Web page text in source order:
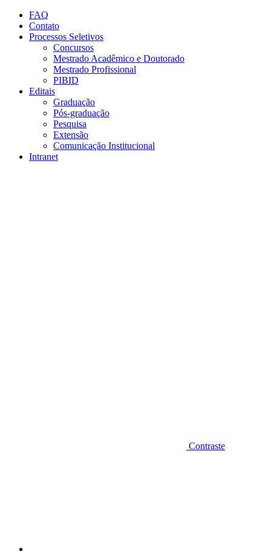
Conteúdo principal
FAQ
Contato
Processos Seletivos
Concursos
Mestrado Acadêmico e Doutorado
Mestrado Profissional
PIBID
Editais
Graduação
Pós-graduação
Pesquisa
Extensão
Comunicação Institucional
Intranet
Contraste